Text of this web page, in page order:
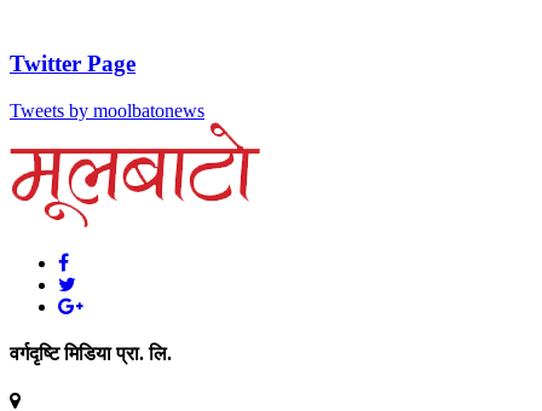
Twitter Page
Tweets by moolbatonews
वर्गदृष्टि मिडिया प्रा. लि.